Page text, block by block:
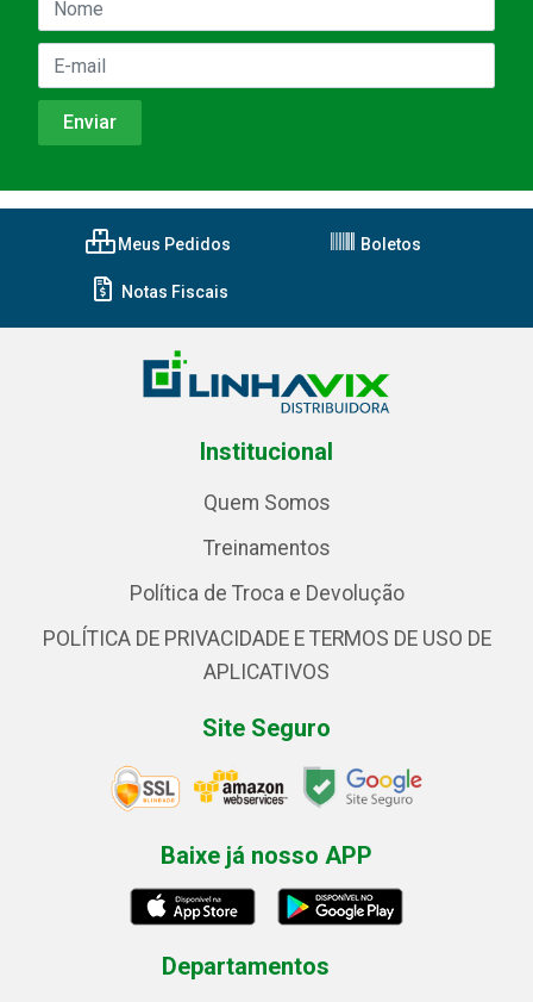
Meus Pedidos Boletos
Notas Fiscais
Institucional
Quem Somos
Treinamentos
Política de Troca e Devolução
POLÍTICA DE PRIVACIDADE E TERMOS DE USO DE
APLICATIVOS
Site Seguro
Baixe já nosso APP
Departamentos